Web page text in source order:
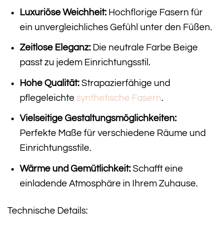
Luxuriöse Weichheit:Hochflorige Fasern für
ein unvergleichliches Gefühl unter den Füßen.
Zeitlose Eleganz:Die neutrale Farbe Beige
passt zu jedem Einrichtungsstil.
Hohe Qualität:Strapazierfähige und
pflegeleichte synthetische Fasern.
Vielseitige Gestaltungsmöglichkeiten:
Perfekte Maße für verschiedene Räume und
Einrichtungsstile.
Wärme und Gemütlichkeit:Schafft eine
einladende Atmosphäre in Ihrem Zuhause.
Technische Details: